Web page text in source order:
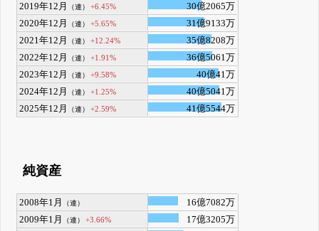
2019年12月
（連） +6.45%
30億2065万
2020年12月
（連） +5.65%
31億9133万
2021年12月
（連） +12.24%
35億8208万
2022年12月
（連） +1.91%
36億5061万
2023年12月
（連） +9.58%
40億41万
2024年12月
（連） +1.25%
40億5041万
2025年12月
（連） +2.59% 41億5544万
純資産
2008年1月 （連）
16億7082万
2009年1月
（連） +3.66%
17億3205万